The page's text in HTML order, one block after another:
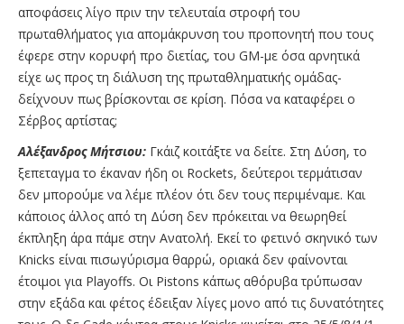
αποφάσεις λίγο πριν την τελευταία στροφή του
πρωταθλήματος για απομάκρυνση του προπονητή που τους
έφερε στην κορυφή προ διετίας, του GM-με όσα αρνητικά
είχε ως προς τη διάλυση της πρωταθληματικής ομάδας-
δείχνουν πως βρίσκονται σε κρίση. Πόσα να καταφέρει ο
Σέρβος αρτίστας;
Αλέξανδρος Μήτσιου: Γκάιζ κοιτάξτε να δείτε. Στη Δύση, το
ξεπεταγμα το έκαναν ήδη οι Rockets, δεύτεροι τερμάτισαν
δεν μπορούμε να λέμε πλέον ότι δεν τους περιμέναμε. Και
κάποιος άλλος από τη Δύση δεν πρόκειται να θεωρηθεί
έκπληξη άρα πάμε στην Ανατολή. Εκεί το φετινό σκηνικό των
Knicks είναι πισωγύρισμα θαρρώ, οριακά δεν φαίνονται
έτοιμοι για Playoffs. Οι Pistons κάπως αθόρυβα τρύπωσαν
στην εξάδα και φέτος έδειξαν λίγες μονο από τις δυνατότητες